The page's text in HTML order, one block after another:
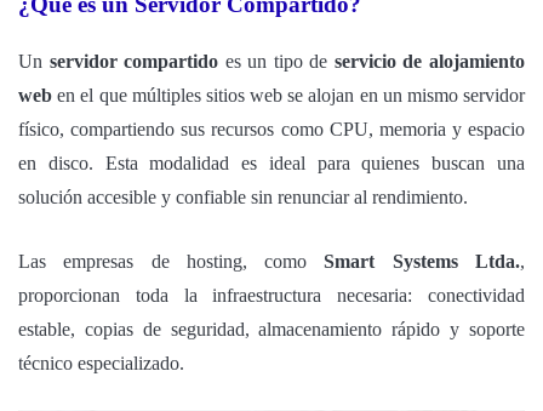
Un servidor compartido es un tipo de servicio de alojamiento
web en el que múltiples sitios web se alojan en un mismo servidor
físico, compartiendo sus recursos como CPU, memoria y espacio
en disco. Esta modalidad es ideal para quienes buscan una
solución accesible y confiable sin renunciar al rendimiento.
Las empresas de hosting, comoSmart Systems Ltda.,
proporcionan toda la infraestructura necesaria: conectividad
estable, copias de seguridad, almacenamiento rápido y soporte
técnico especializado.